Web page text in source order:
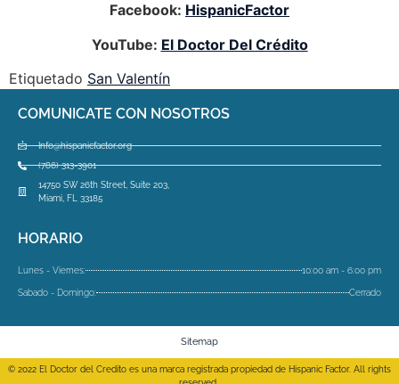
Facebook: HispanicFactor
YouTube: El Doctor Del Crédito
Etiquetado San Valentín
COMUNICATE CON NOSOTROS
Info@hispanicfactor.org
(786) 313-3901
14750 SW 26th Street, Suite 203,
Miami, FL 33185
HORARIO
Lunes - Viernes: 10:00 am - 6:00 pm
Sabado - Domingo: Cerrado
Sitemap
© 2022 El Doctor del Credito es una marca registrada propiedad de Hispanic Factor. All rights